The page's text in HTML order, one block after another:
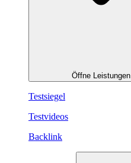
Öffne Leistungen
Testsiegel
Testvideos
Backlink